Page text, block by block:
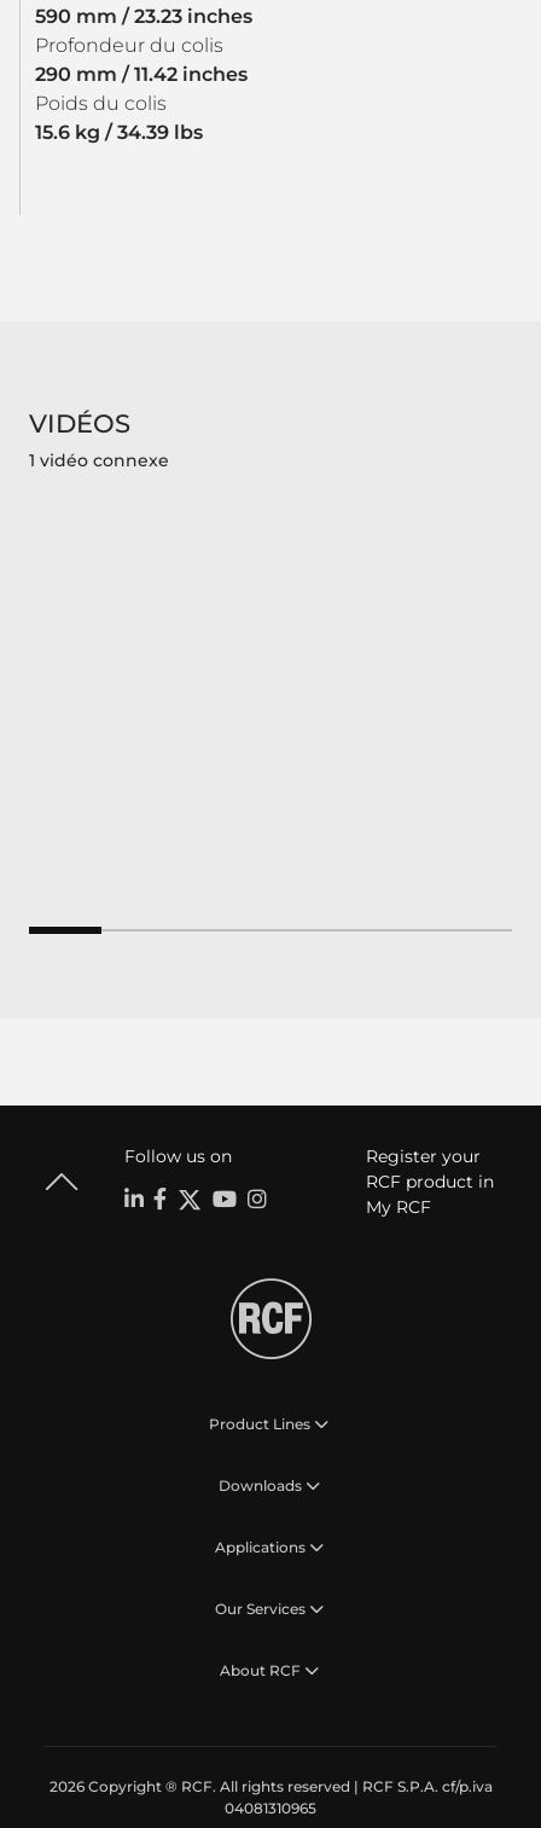
590 mm / 23.23 inches
Profondeur du colis
290 mm / 11.42 inches
Poids du colis
15.6 kg / 34.39 lbs
VIDÉOS
1 vidéo connexe
Follow us on
Register your
RCF product in
My RCF
Product Lines
Downloads
Applications
Our Services
About RCF
2026 Copyright ® RCF. All rights reserved | RCF S.P.A. cf/p.iva
04081310965